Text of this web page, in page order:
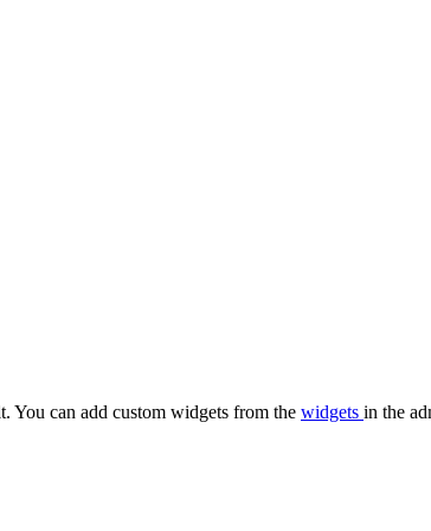
You can add custom widgets from the widgets in the